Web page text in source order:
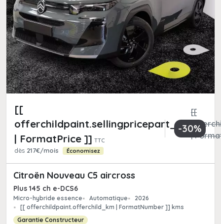
[[
offerchildpaint.sellingpricepart_ttc
| FormatPrice ]] TTC
[[
|
dès 217€/mois Économisez
-30%
Citroën Nouveau C5 aircross
Plus 145 ch e-DCS6
Micro-hybride essence Automatique
2026
[[ offerchildpaint.offerchild_km | FormatNumber ]] kms
Garantie Constructeur